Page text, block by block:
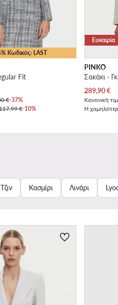
Κωδικός: LAST
Fit
€-37%
€-10%
Ευκαιρία
PINKO
Σακάκι ·
Τρέχουσα
289,90€
Κανονική
Η
Τζιν Κασμίρι Λινάρι